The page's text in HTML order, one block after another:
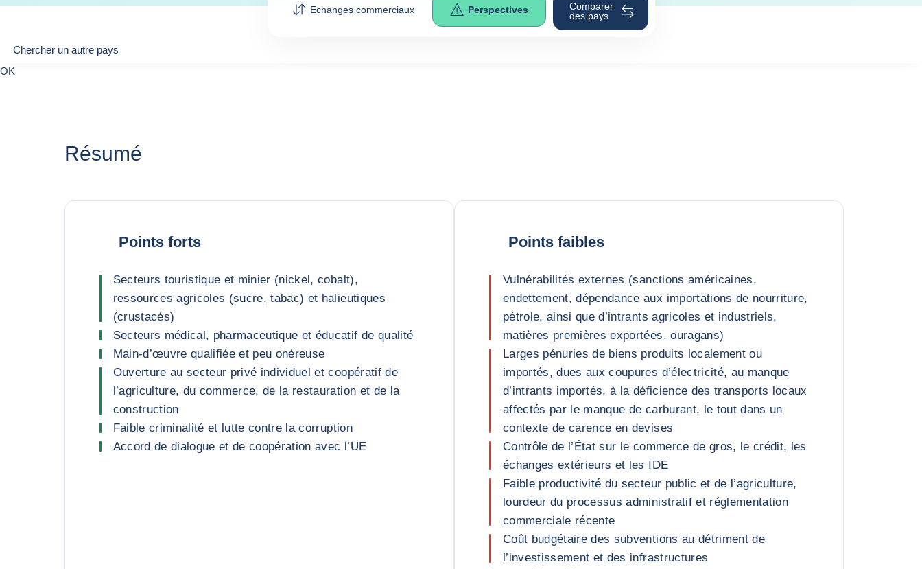
Echanges commerciaux Perspectives
Comparer
des pays
Chercher un autre pays
0suggestions
Chercher un autre pays
OK
Résumé
Points forts
Secteurs touristique et minier (nickel, cobalt),
ressources agricoles (sucre, tabac) et halieutiques
(crustacés)
Secteurs médical, pharmaceutique et éducatif de qualité
Main-d’œuvre qualifiée et peu onéreuse
Ouverture au secteur privé individuel et coopératif de
l’agriculture, du commerce, de la restauration et de la
construction
Faible criminalité et lutte contre la corruption
Accord de dialogue et de coopération avec l’UE
Points faibles
Vulnérabilités externes (sanctions américaines,
endettement, dépendance aux importations de nourriture,
pétrole, ainsi que d’intrants agricoles et industriels,
matières premières exportées, ouragans)
Larges pénuries de biens produits localement ou
importés, dues aux coupures d’électricité, au manque
d’intrants importés, à la déficience des transports locaux
affectés par le manque de carburant, le tout dans un
contexte de carence en devises
Contrôle de l’État sur le commerce de gros, le crédit, les
échanges extérieurs et les IDE
Faible productivité du secteur public et de l’agriculture,
lourdeur du processus administratif et réglementation
commerciale récente
Coût budgétaire des subventions au détriment de
l’investissement et des infrastructures